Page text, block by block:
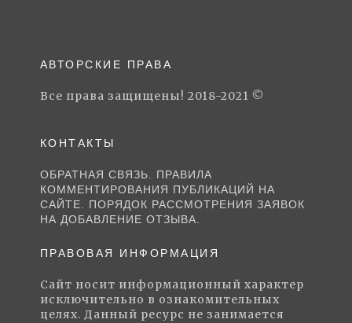
АВТОРСКИЕ ПРАВА
Все права защищены! 2018-2021 ©
КОНТАКТЫ
ОБРАТНАЯ СВЯЗЬ. ПРАВИЛА
КОММЕНТИРОВАНИЯ ПУБЛИКАЦИЙ НА
САЙТЕ. ПОРЯДОК РАССМОТРЕНИЯ ЗАЯВОК
НА ДОБАВЛЕНИЕ ОТЗЫВА.
ПРАВОВАЯ ИНФОРМАЦИЯ
Сайт носит информационный характер
исключительно в ознакомительных
целях. Данный ресурс не занимается